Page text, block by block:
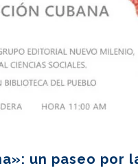
un paseo por